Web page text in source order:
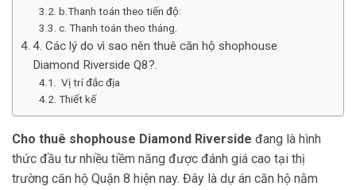
b.Thanh toán theo tiến độ:
c. Thanh toán theo tháng.
4. Các lý do vì sao nên thuê căn hộ shophouse
Diamond Riverside Q8?.
Vị trí đắc địa
Thiết kế
Cho thuê shophouse Diamond Riverside đang là hình
thức đầu tư nhiều tiềm năng được đánh giá cao tại thị
trường căn hộ Quận 8 hiện nay. Đây là dự án căn hộ nằm